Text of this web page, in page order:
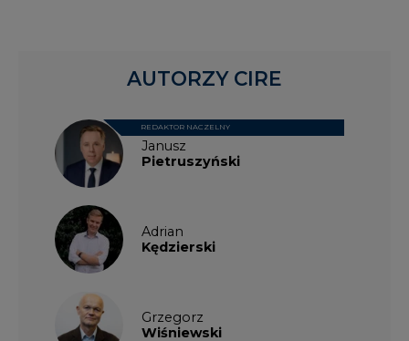
Janusz
Pietruszyński
REDAKTOR NACZELNY
Adrian
Kędzierski
Grzegorz
Wiśniewski
AUTORZY CIRE